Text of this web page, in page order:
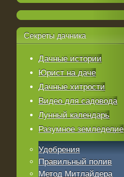
Секреты дачника
Дачные истории
Юрист на даче
Дачные хитрости
Видео для садовода
Лунный календарь
Разумное земледелие
Удобрения
Правильный полив
Метод Митлайдера